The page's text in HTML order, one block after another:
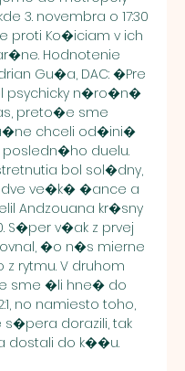
3. novembra o 17:30
proti Ko�iciam v ich
Hodnotenie
Gu�a, DAC: �Pre
psychicky n�ro�n�
preto�e sme
chceli od�ini�
posledn�ho duelu.
bol sol�dny,
dve ve�k� �ance a
Andzouana kr�sny
S�per v�ak z prvej
�o n�s mierne
z rytmu. V druhom
sme �li hne� do
no namiesto toho,
s�pera dorazili, tak
dostali do k��u.